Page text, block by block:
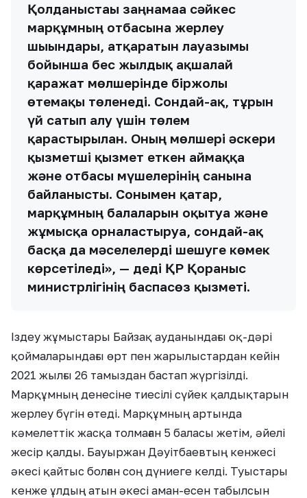
Қолданыстағы заңнамаға сәйкес
марқұмның отбасына жерлеу
шығындары, атқаратын лауазымы
бойынша бес жылдық ақшалай
қаражат мөлшерінде біржолғы
өтемақы төленеді. Сондай-ақ, тұрғын
үй сатып алу үшін төлем
қарастырылған. Оның мөлшері әскери
қызметші қызмет еткен аймаққа
және отбасы мүшелерінің санына
байланысты. Сонымен қатар,
марқұмның балаларын оқытуға және
жұмысқа орналастыруға, сондай-ақ
басқа да мәселелерді шешуге көмек
көрсетіледі», — деді ҚР Қорғаныс
министрлігінің баспасөз қызметі.
Іздеу жұмыстары Байзақ ауданындағы оқ-дәрі
қоймаларындағы өрт пен жарылыстардан кейін
2021 жылғы 26 тамыздан бастап жүргізілді.
Марқұмның денесіне тиесілі сүйек қалдықтарын
жерлеу бүгін өтеді. Марқұмның артында
кәмелеттік жасқа толмаған 5 баласы жетім, әйелі
жесір қалды. Бауыржан Дәуітбаевтың кенжесі
әкесі қайтыс болған соң дүниеге келді. Туыстары
кенже ұлдың атын әкесі аман-есен табылсын